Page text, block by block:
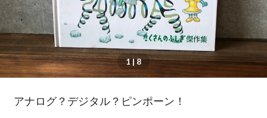
1| 8
アナログ？デジタル？ピンポーン！